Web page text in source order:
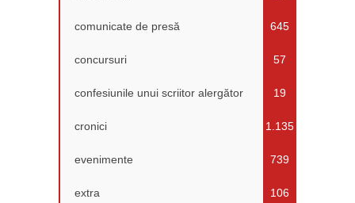
comunicate de presă 645
concursuri 57
confesiunile unui scriitor alergător 19
cronici 1.135
evenimente 739
extra 106